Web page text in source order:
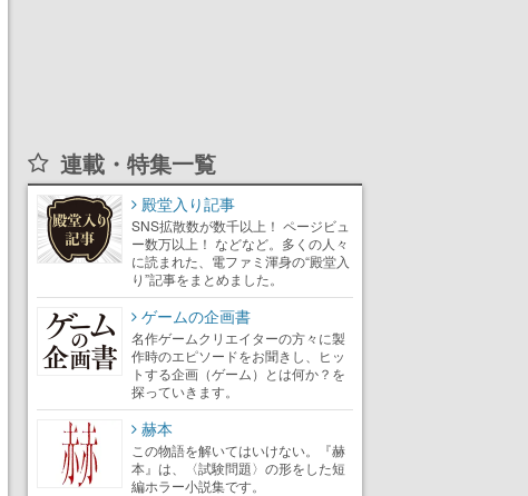
連載・特集一覧
殿堂入り記事
SNS拡散数が数千以上！ ページビュ
ー数万以上！ などなど。多くの人々
に読まれた、電ファミ渾身の“殿堂入
り”記事をまとめました。
ゲームの企画書
名作ゲームクリエイターの方々に製
作時のエピソードをお聞きし、ヒッ
トする企画（ゲーム）とは何か？を
探っていきます。
赫本
この物語を解いてはいけない。『赫
本』は、〈試験問題〉の形をした短
編ホラー小説集です。